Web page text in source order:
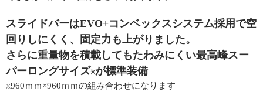
スライドバーはEVO+コンベックスシステム採用で空
回りしにくく、固定力も上がりました。
さらに重量物を積載してもたわみにくい最高峰スー
パーロングサイズ※が標準装備
※960ｍｍ×960ｍｍの組み合わせになります